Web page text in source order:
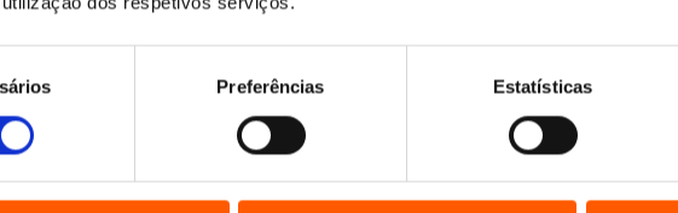
Preferências Estatísticas